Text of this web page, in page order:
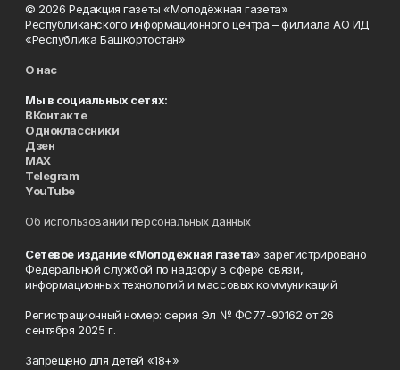
© 2026 Редакция газеты «Молодёжная газета»
Республиканского информационного центра – филиала АО ИД
«Республика Башкортостан»
О нас
Мы в социальных сетях:
ВКонтакте
Одноклассники
Дзен
MAX
Telegram
YouTube
Об использовании персональных данных
Сетевое издание «Молодёжная газета» зарегистрировано
Федеральной службой по надзору в сфере связи,
информационных технологий и массовых коммуникаций
Регистрационный номер: серия Эл № ФС77-90162 от 26
сентября 2025 г.
Запрещено для детей «18+»